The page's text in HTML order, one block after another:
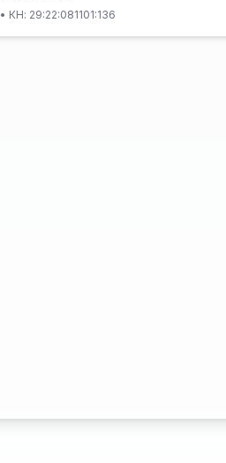
• КН: 29:22:081101:136